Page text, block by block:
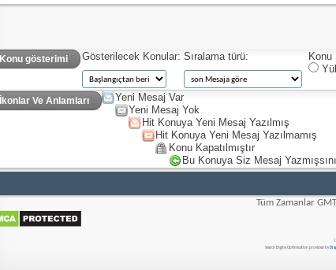
Konu gösterimi Gösterilecek Konular: Sıralama türü:
Konu
İkonlar Ve Anlamları
Yeni Mesaj Var
Yeni Mesaj Yok
Hit Konuya Yeni Mesaj Yazılmış
Hit Konuya Yeni Mesaj Yazılmamış
Konu Kapatılmıştır
Bu Konuya Siz Mesaj
Tüm Zamanlar
Search Engine Optimisation provided by